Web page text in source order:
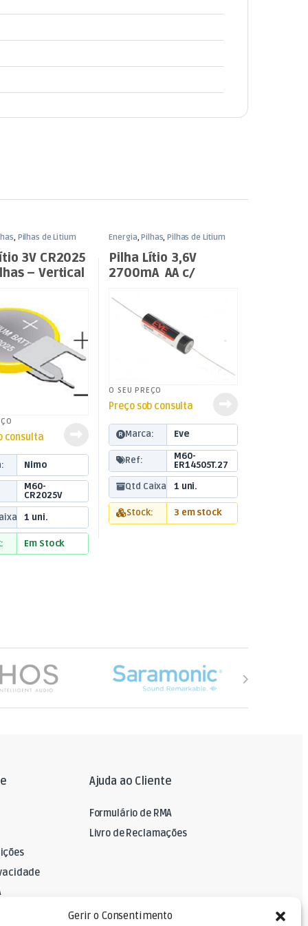
Gerir o Consentimento
, Pilhas de Litium
3V CR2025
– Vertical
consulta
Nimo
M60-
CR2025V
1 uni.
Em Stock
Energia,Pilhas,Pilhas de Litium
Pilha Lítio 3,6V
2700mA AA c/
O SEU PREÇO
Preço sob consulta
Marca: Eve
Ref:
M60-
ER14505T.27
Qtd Caixa:
1 uni.
Stock: 3 em stock
Ajuda ao Cliente
Formulário de RMA
Livro de Reclamações